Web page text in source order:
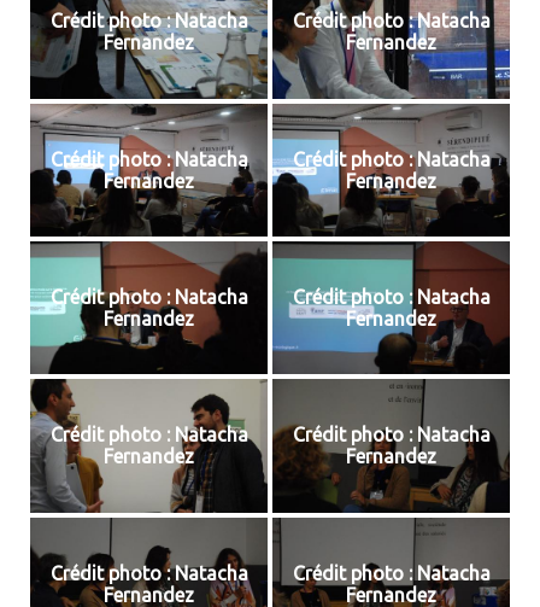
Crédit photo : Natacha
Fernandez
Crédit photo : Natacha
Fernandez
Crédit photo : Natacha
Fernandez
Crédit photo : Natacha
Fernandez
Crédit photo : Natacha
Fernandez
Crédit photo : Natacha
Fernandez
Crédit photo : Natacha
Fernandez
Crédit photo : Natacha
Fernandez
Crédit photo : Natacha
Fernandez
Crédit photo : Natacha
Fernandez